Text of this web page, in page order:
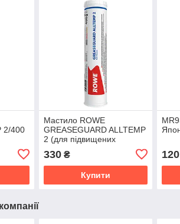
2/400
Мастило ROWE
GREASEGUARD ALLTEMP
2 (для підвищених
(Німеччина)
330₴
Купити
120